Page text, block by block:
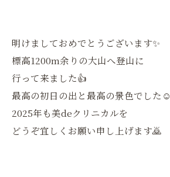
明けましておめでとうございます✨
標高1200m余りの大山へ登山に
行って来ました👍
最高の初日の出と最高の景色でした☺️
2025年も美deクリニカルを
どうぞ宜しくお願い申し上げます🙇